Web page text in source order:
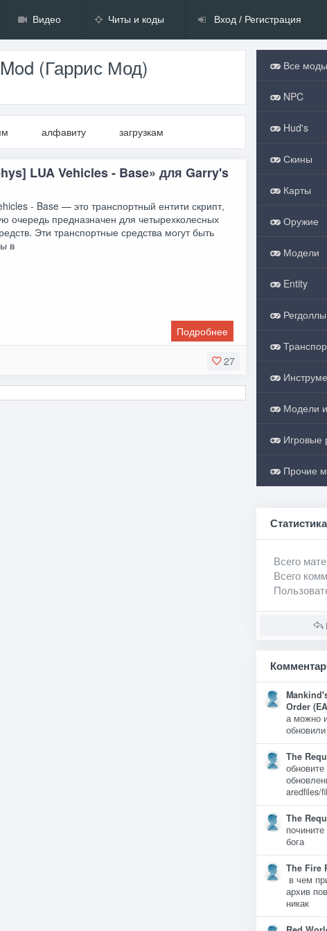
Видео Читы и коды Вход / Регистрация
(Гаррис Мод)
алфавиту загрузкам
LUA Vehicles - Base» для Garry's
- Base — это транспортный ентити скрипт,
очередь предназначен для четырехколесных
Эти транспортные средства могут быть
в
Подробнее
27
Все моды
NPC
Hud's
Скины
Карты
Оружие
Модели
Entity
Регдоллы
Модели
Игровые
Прочие
Статистика
Всего
Всего
Order
а можно
обновили
The
aredfiles/
The
бога
The Fire
в чем
архив
никак